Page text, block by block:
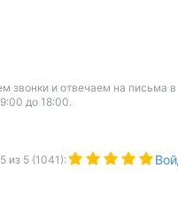
звонки и отвечаем на письма в
до 18:00.
5 из 5 (1041 ):